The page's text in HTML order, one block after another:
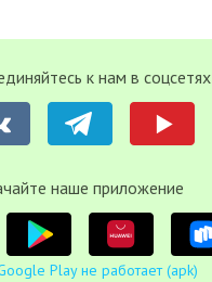
к нам в соцсетях
наше приложение
Play не работает (apk)